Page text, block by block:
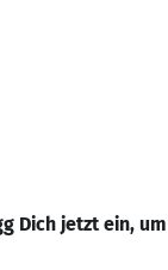
Dich jetzt ein,